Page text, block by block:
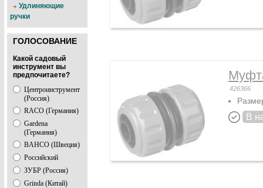
Удлиняющие
ручки
ГОЛОСОВАНИЕ
Какой садовый
инструмент вы
предпочитаете?
Центроинструмент
(Россия)
RACO (Германия)
Gardena
(Германия)
BAHCO (Швеция)
Российский
ЗУБР (Россия)
Grinda (Китай)
426366
В